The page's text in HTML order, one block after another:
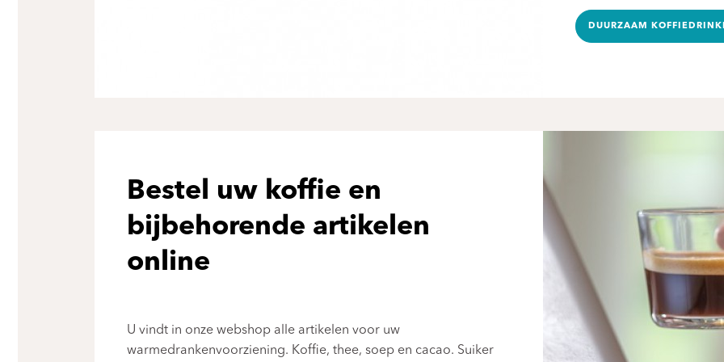
DUURZAAM
Bestel uw koffie en
bijbehorende artikelen
online
U vindt in onze webshop alle artikelen voor uw
warmedrankenvoorziening. Koffie, thee, soep en cacao. Suiker